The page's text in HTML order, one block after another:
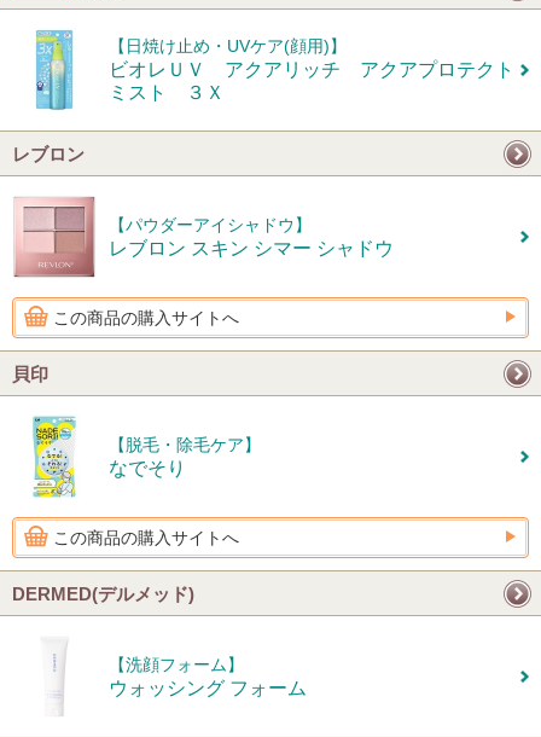
【日焼け止め・UVケア(顔用)】
ビオレＵＶ アクアリッチ アクアプロテクト
ミスト ３Ｘ
レブロン
【パウダーアイシャドウ】
レブロン スキン シマー シャドウ
この商品の購入サイトへ
貝印
【脱毛・除毛ケア】
なでそり
この商品の購入サイトへ
DERMED(デルメッド)
【洗顔フォーム】
ウォッシング フォーム